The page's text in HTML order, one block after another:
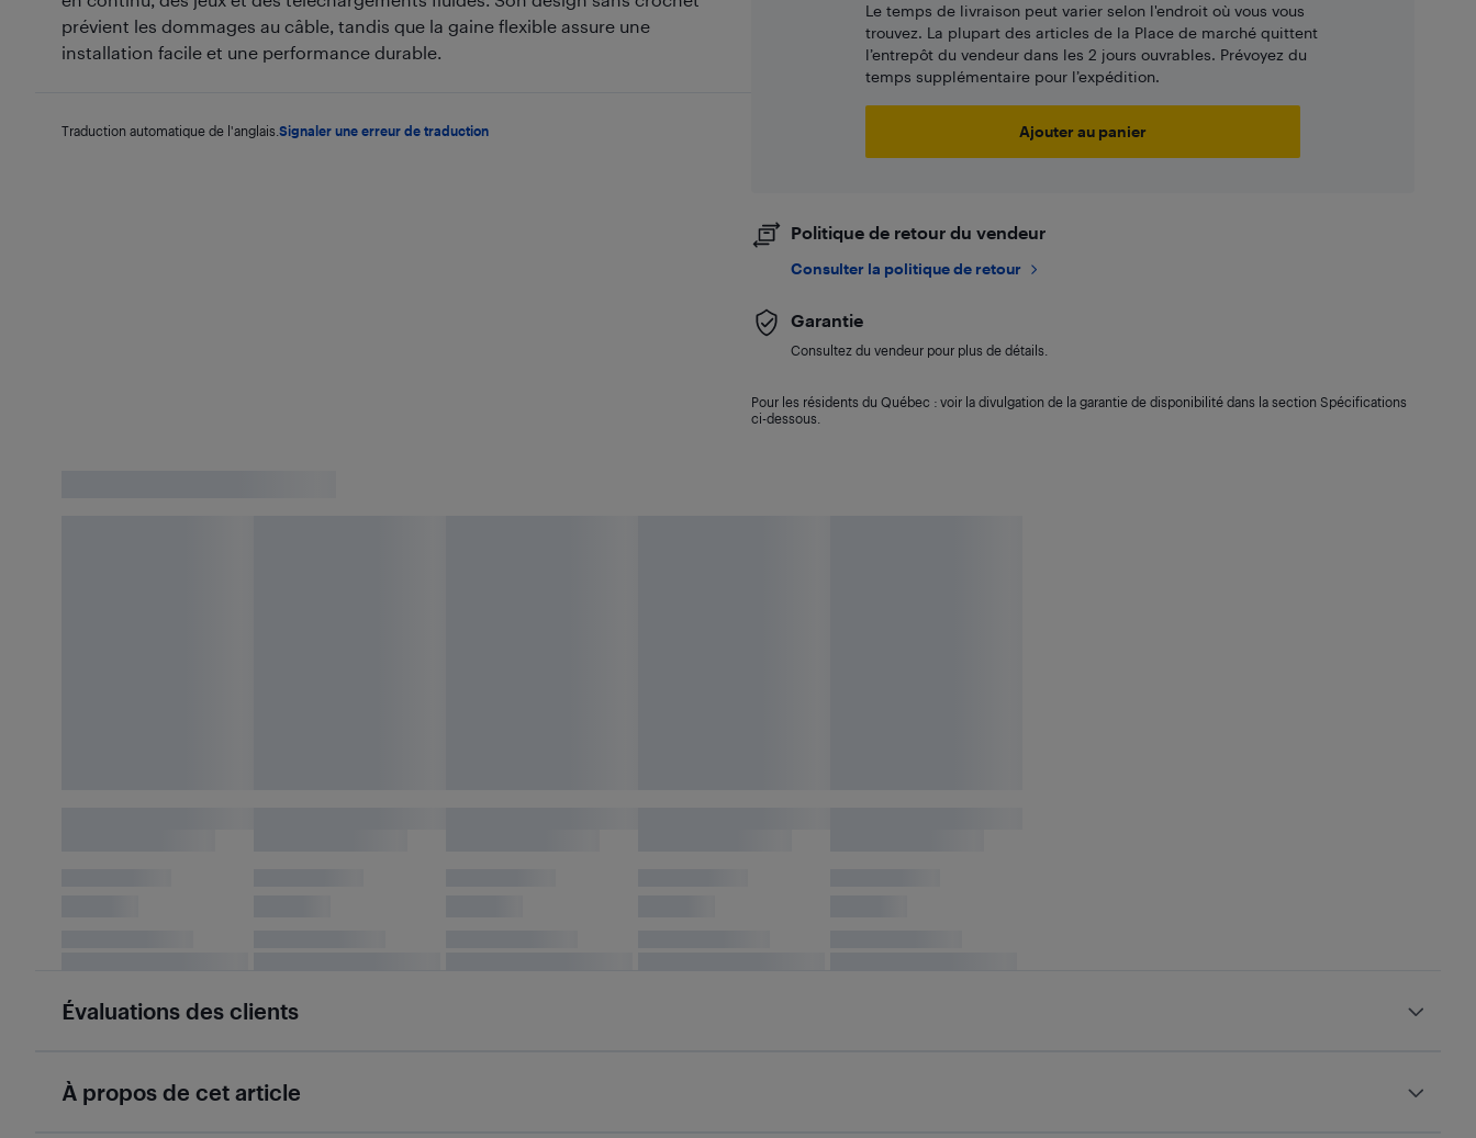
prévient les dommages au câble, tandis que la gaine flexible assure une
installation facile et une performance durable.
Traduction automatique de l'anglais. Signaler une erreur de traduction
Le temps de livraison peut varier selon l'endroit où vous vous
trouvez. La plupart des articles de la Place de marché quittent
l’entrepôt du vendeur dans les 2 jours ouvrables. Prévoyez du
temps supplémentaire pour l’expédition.
Ajouter au panier
Politique de retour du vendeur
Consulter la politique de retour
Garantie
Consultez du vendeur pour plus de détails.
Pour les résidents du Québec : voir la divulgation de la garantie de disponibilité dans la section Spécifications
ci-dessous.
Évaluations des clients
À propos de cet article